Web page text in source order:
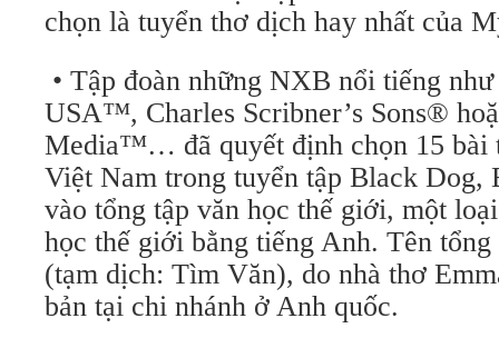
chọn là tuyển thơ dịch hay nhất của
• Tập đoàn những NXB nổi tiếng
USA™, Charles Scribner’s Sons®
Media™… đã quyết định chọn 15 bài
Việt Nam trong tuyển tập Black Dog,
vào tổng tập văn học thế giới, một
học thế giới bằng tiếng Anh. Tên
(tạm dịch: Tìm Văn), do nhà thơ
bản tại chi nhánh ở Anh quốc.